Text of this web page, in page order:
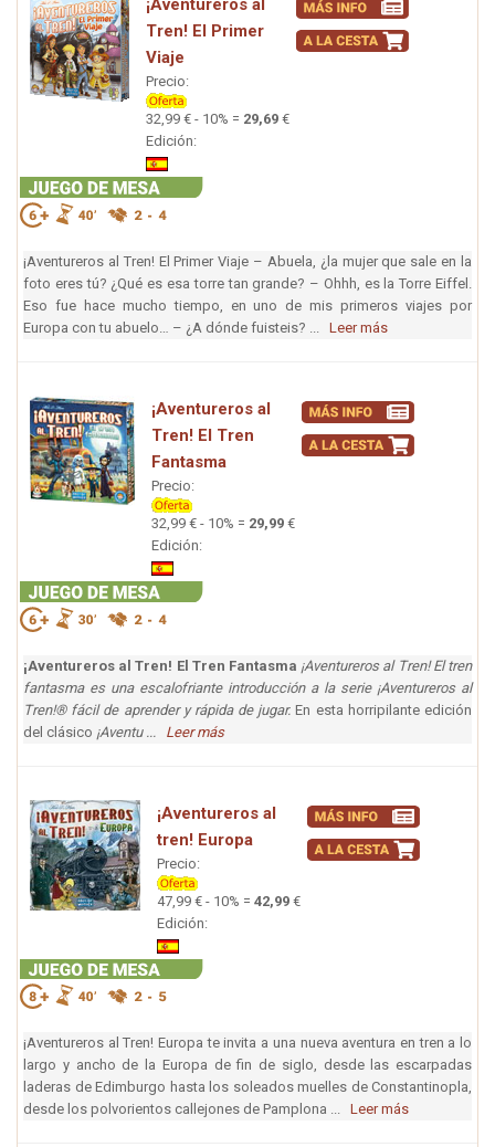
¡Aventureros al
Tren! El Primer
Viaje
Precio:
32,99 € - 10% = 29,69 €
Edición:
¡Aventureros al Tren! El Primer Viaje – Abuela, ¿la mujer que sale en la
foto eres tú? ¿Qué es esa torre tan grande? – Ohhh, es la Torre Eiffel.
Eso fue hace mucho tiempo, en uno de mis primeros viajes por
Europa con tu abuelo… – ¿A dónde fuisteis? ... Leer más
¡Aventureros al
Tren! El Tren
Fantasma
Precio:
32,99 € - 10% = 29,99 €
Edición:
¡Aventureros al Tren! El Tren Fantasma ¡Aventureros al Tren! El tren
fantasma es una escalofriante introducción a la serie ¡Aventureros al
Tren!® fácil de aprender y rápida de jugar. En esta horripilante edición
del clásico ¡Aventu ... Leer más
¡Aventureros al
tren! Europa
Precio:
47,99 € - 10% = 42,99 €
Edición:
¡Aventureros al Tren! Europa te invita a una nueva aventura en tren a lo
largo y ancho de la Europa de fin de siglo, desde las escarpadas
laderas de Edimburgo hasta los soleados muelles de Constantinopla,
desde los polvorientos callejones de Pamplona ... Leer más